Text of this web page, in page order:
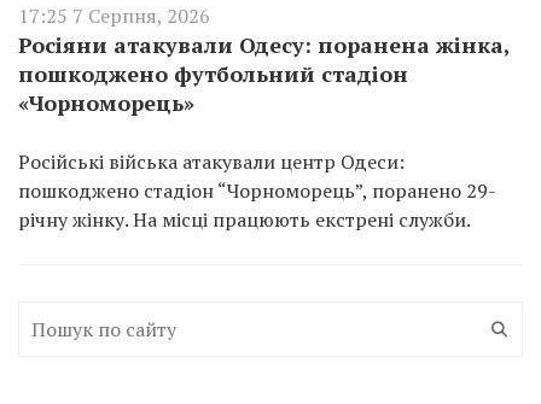
17:25 7 Серпня, 2026
Росіяни атакували Одесу: поранена жінка,
пошкоджено футбольний стадіон
«Чорноморець»
Російські війська атакували центр Одеси:
пошкоджено стадіон “Чорноморець”, поранено 29-
річну жінку. На місці працюють екстрені служби.